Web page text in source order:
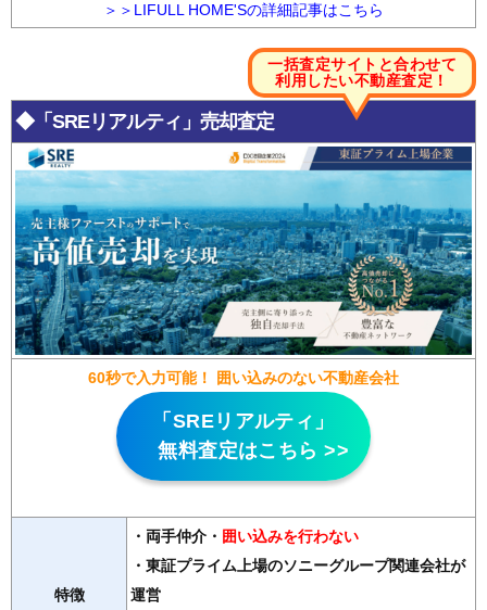
＞＞LIFULL HOME'Sの詳細記事はこちら
一括査定サイトと合わせて
利用したい不動産査定 ！
◆「SREリアルティ」売却査定
60秒で入力可能！ 囲い込みのない不動産会社
「SREリアルティ」
無料査定はこちら >>
特徴
・両手仲介・ 囲い込みを行わない
・東証プライム上場のソニーグループ関連会社が
運営